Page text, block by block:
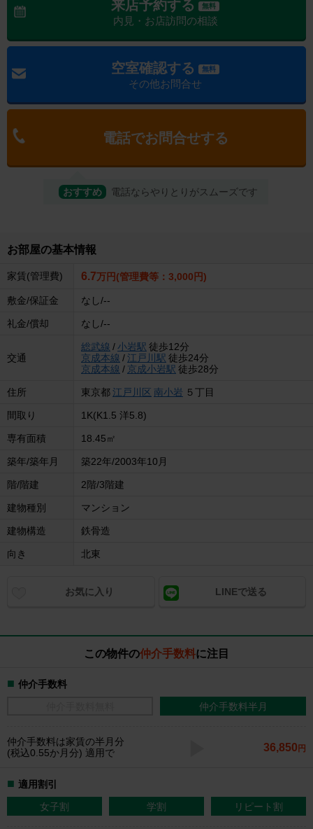
来店予約する 無料
内見・お店訪問の相談
空室確認する 無料
その他お問合せ
電話でお問合せする
おすすめ 電話ならやりとりがスムーズです
お部屋の基本情報
家賃(管理費) 6.7万円(管理費等：3,000円)
敷金/保証金 なし/--
礼金/償却 なし/--
交通
総武線 /小岩駅 徒歩12分
京成本線 /江戸川駅 徒歩24分
京成本線 / 京成小岩駅 徒歩28分
住所 東京都江戸川区 南小岩 ５丁目
間取り 1K(K1.5 洋5.8)
専有面積 18.45㎡
築年/築年月 築22年/2003年10月
階/階建 2階/3階建
建物種別 マンション
建物構造 鉄骨造
向き 北東
お気に入り LINEで送る
この物件の仲介手数料に注目
仲介手数料
仲介手数料半月
仲介手数料は家賃の半月分
(税込0.55か月分) 適用で
36,850 円
適用割引
女子割
学割 リピート割